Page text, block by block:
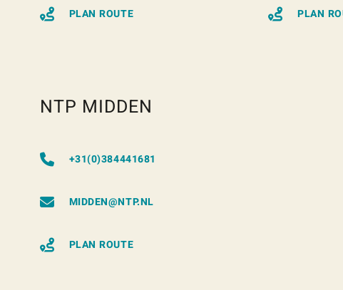
PLAN ROUTE PLAN
NTP MIDDEN
+31(0)384441681
MIDDEN@NTP.NL
PLAN ROUTE